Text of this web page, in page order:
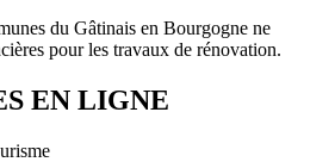
du Gâtinais en Bourgogne ne
pour les travaux de rénovation.
EN LIGNE